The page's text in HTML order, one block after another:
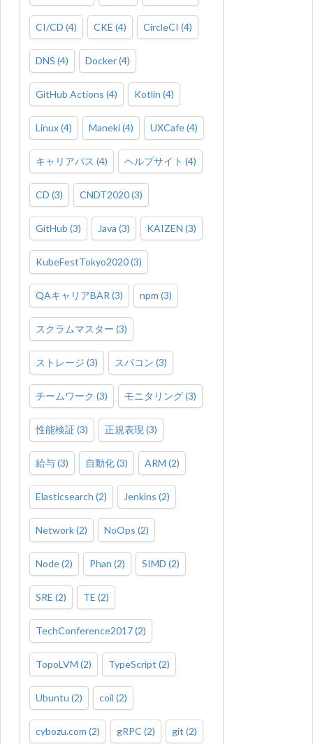
CI/CD (4) CKE (4) CircleCI (4)
DNS (4) Docker(4)
GitHub Actions (4) Kotlin (4)
Linux(4) Maneki(4) UXCafe(4)
キャリアパス (4) ヘルプサイト (4)
CD (3) CNDT2020(3)
GitHub (3) Java (3) KAIZEN (3)
KubeFestTokyo2020(3)
QAキャリアBAR (3) npm (3)
スクラムマスター (3)
ストレージ (3) スパコン (3)
チームワーク (3) モニタリング(3)
性能検証(3) 正規表現 (3)
給与(3) 自動化(3) ARM (2)
Elasticsearch (2) Jenkins (2)
Network(2) NoOps (2)
Node(2) Phan (2) SIMD (2)
SRE (2) TE (2)
TechConference2017(2)
TopoLVM (2) TypeScript (2)
Ubuntu (2) coil (2)
cybozu.com (2) gRPC (2) git (2)